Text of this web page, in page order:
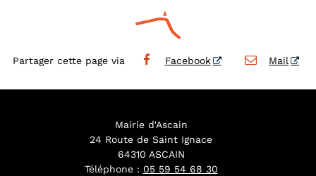
Partager cette page via Facebook Mail
Mairie d'Ascain
24 Route de Saint Ignace
64310 ASCAIN
Téléphone : 05 59 54 68 30